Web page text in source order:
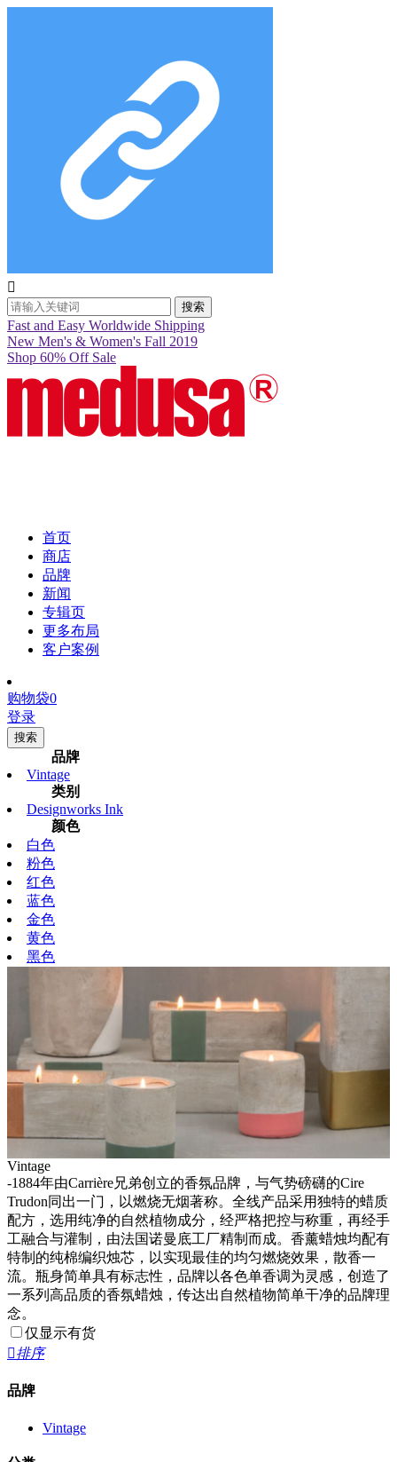

搜索
Fast and Easy Worldwide Shipping
New Men's & Women's Fall 2019
Shop 60% Off Sale
首页
商店
品牌
新闻
专辑页
更多布局
客户案例
购物袋0
登录
搜索
品牌
Vintage
类别
Designworks Ink
颜色
白色
粉色
红色
蓝色
金色
黄色
黑色
Vintage
-1884年由Carrière兄弟创立的香氛品牌，与气势磅礴的Cire
Trudon同出一门，以燃烧无烟著称。全线产品采用独特的蜡质
配方，选用纯净的自然植物成分，经严格把控与称重，再经手
工融合与灌制，由法国诺曼底工厂精制而成。香薰蜡烛均配有
特制的纯棉编织烛芯，以实现最佳的均匀燃烧效果，散香一
流。瓶身简单具有标志性，品牌以各色单香调为灵感，创造了
一系列高品质的香氛蜡烛，传达出自然植物简单干净的品牌理
念。
仅显示有货
排序
品牌
Vintage